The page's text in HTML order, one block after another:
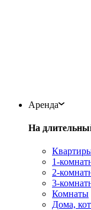
Аренда
На
1-
2-
3-
Комнаты
Дома,